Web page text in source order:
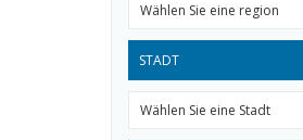
Wählen Sie eine region
STADT
Wählen Sie eine Stadt